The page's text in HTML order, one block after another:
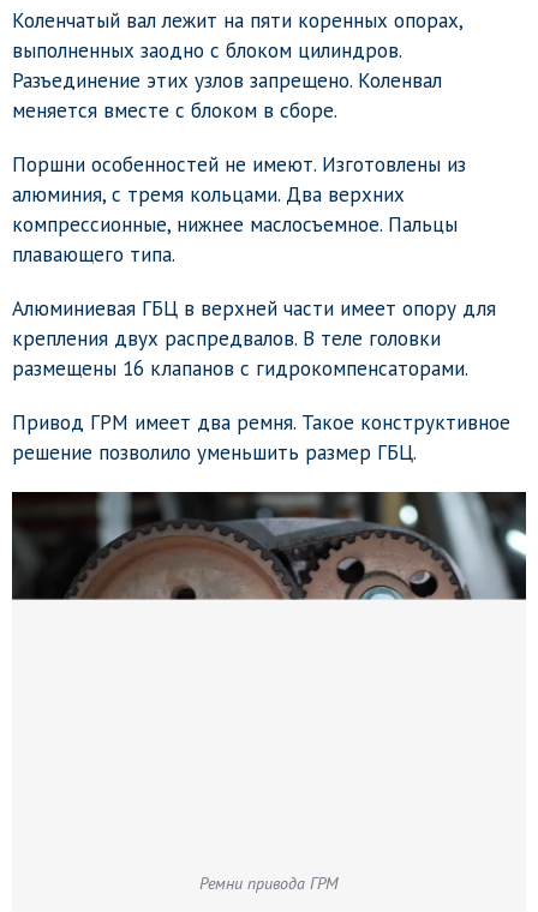
Коленчатый вал лежит на пяти коренных опорах,
выполненных заодно с блоком цилиндров.
Разъединение этих узлов запрещено. Коленвал
меняется вместе с блоком в сборе.
Поршни особенностей не имеют. Изготовлены из
алюминия, с тремя кольцами. Два верхних
компрессионные, нижнее маслосъемное. Пальцы
плавающего типа.
Алюминиевая ГБЦ в верхней части имеет опору для
крепления двух распредвалов. В теле головки
размещены 16 клапанов с гидрокомпенсаторами.
Привод ГРМ имеет два ремня. Такое конструктивное
решение позволило уменьшить размер ГБЦ.
Ремни привода ГРМ